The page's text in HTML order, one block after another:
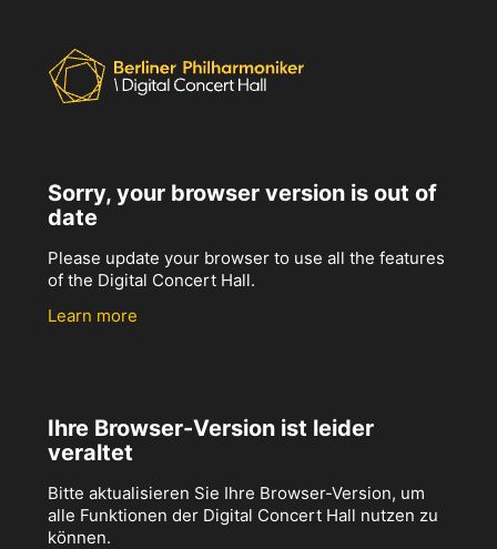
Sorry, your browser version is out of
date
Please update your browser to use all the features
of the Digital Concert Hall.
Learn more
Ihre Browser-Version ist leider
veraltet
Bitte aktualisieren Sie Ihre Browser-Version, um
alle Funktionen der Digital Concert Hall nutzen zu
können.